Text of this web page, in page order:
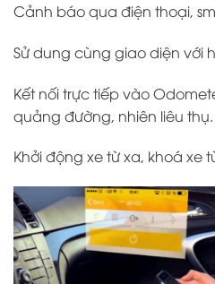
Cảnh báo qua điện thoại,
Sử dung cùng giao diện với
Kết nối trực tiếp vào
quảng đường, nhiên liêu thụ.
Khởi động xe từ xa, khoá xe